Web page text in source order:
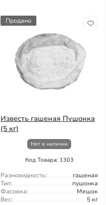
Продано
Известь гашеная Пушонка
(5 кг)
Нет в наличии
Код Товара: 1303
Разновидность:
гашеная
Тип:
пушонка
Фасовка:
Мешок
Вес:
5 кг